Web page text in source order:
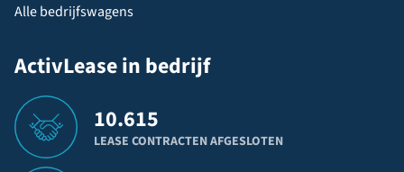
Alle bedrijfswagens
ActivLease in bedrijf
10.615
LEASE CONTRACTEN AFGESLOTEN